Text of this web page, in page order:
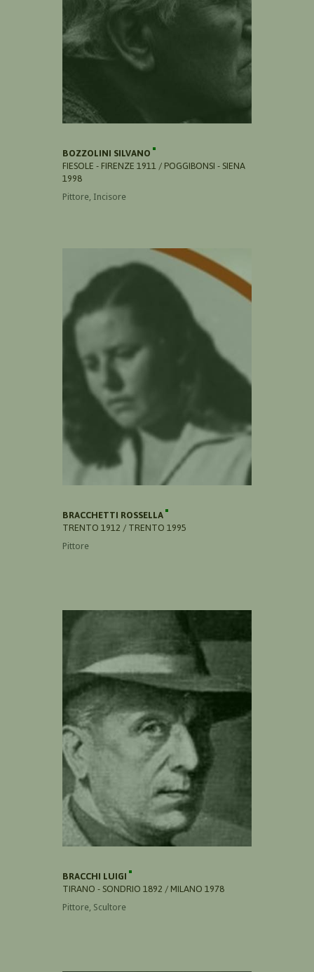
BOZZOLINI SILVANO
FIESOLE - FIRENZE 1911 / POGGIBONSI - SIENA
1998
Pittore, Incisore
BRACCHETTI ROSSELLA
TRENTO 1912 / TRENTO 1995
Pittore
BRACCHI LUIGI
TIRANO - SONDRIO 1892 / MILANO 1978
Pittore, Scultore